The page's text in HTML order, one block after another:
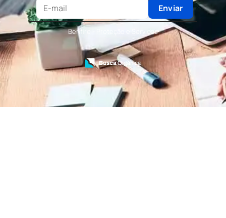
Terceirização de Recepcionista
Terceirização de Serviços de Recepcionistas
Treinamento de Bombeiro Civil
Treinamento de Bombeiros
Treinamento de Brigada
Treinamento de Brigada de Emergência
Treinamento de Brigada de Incêndio
Treinamento de Brigada de Incêndio Valor
Treinamento de Brigadista de Incêndio
Treinamento de Combate a Incêndio NR 23
Enviar
Benfire - Proteção e Serviços